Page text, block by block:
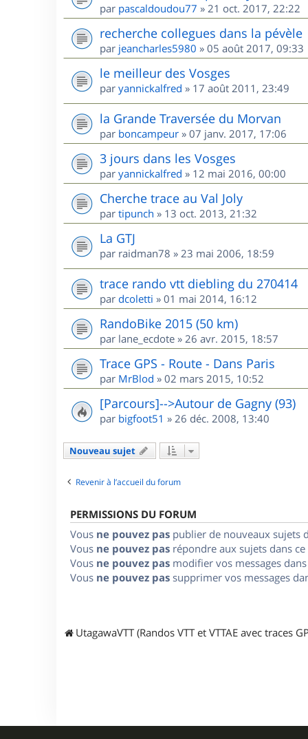
par pascaldoudou77 » 21 oct. 2017, 22:22
recherche collegues dans la pévèle
par jeancharles5980 » 05 août 2017, 09:33
le meilleur des Vosges
par yannickalfred » 17 août 2011, 23:49
la Grande Traversée du Morvan
par boncampeur » 07 janv. 2017, 17:06
3 jours dans les Vosges
par yannickalfred » 12 mai 2016, 00:00
Cherche trace au Val Joly
par tipunch » 13 oct. 2013, 21:32
La GTJ
par raidman78 » 23 mai 2006, 18:59
trace rando vtt diebling du 270414
par dcoletti » 01 mai 2014, 16:12
RandoBike 2015 (50 km)
par lane_ecdote » 26 avr. 2015, 18:57
Trace GPS - Route - Dans Paris
par MrBlod » 02 mars 2015, 10:52
[Parcours]-->Autour de Gagny (93)
par bigfoot51 » 26 déc. 2008, 13:40
Nouveau sujet
Revenir à l’accueil du forum
PERMISSIONS DU FORUM
Vous ne pouvez pas publier de nouveaux sujets
Vous ne pouvez pas répondre aux sujets dans
Vous ne pouvez pas modifier vos messages
Vous ne pouvez pas supprimer vos messages
UtagawaVTT (Randos VTT et VTTAE avec traces